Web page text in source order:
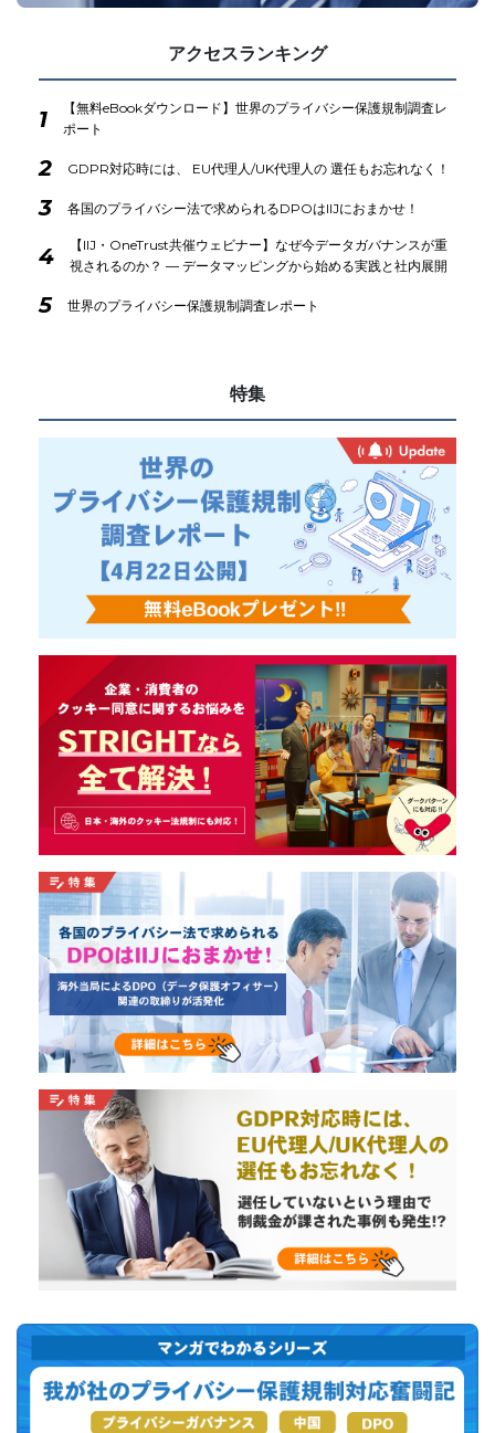
アクセスランキング
1
【無料eBookダウンロード】世界のプライバシー保護規制調査レ
ポート
2 GDPR対応時には、 EU代理人/UK代理人の 選任もお忘れなく！
3 各国のプライバシー法で求められるDPOはIIJにおまかせ！
4
【IIJ・OneTrust共催ウェビナー】なぜ今データガバナンスが重
視されるのか？ ― データマッピングから始める実践と社内展開
5 世界のプライバシー保護規制調査レポート
特集